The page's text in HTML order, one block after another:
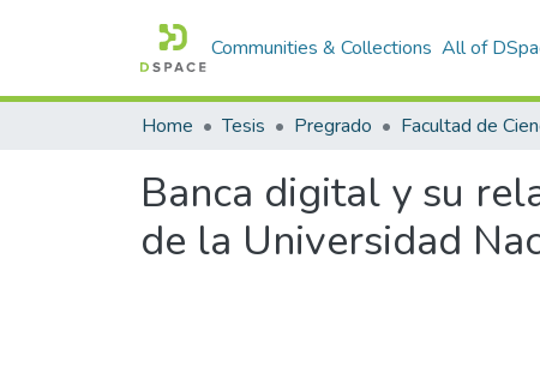
Communities & Collections All of
Home Tesis Pregrado
Banca digital y su
de la Universidad